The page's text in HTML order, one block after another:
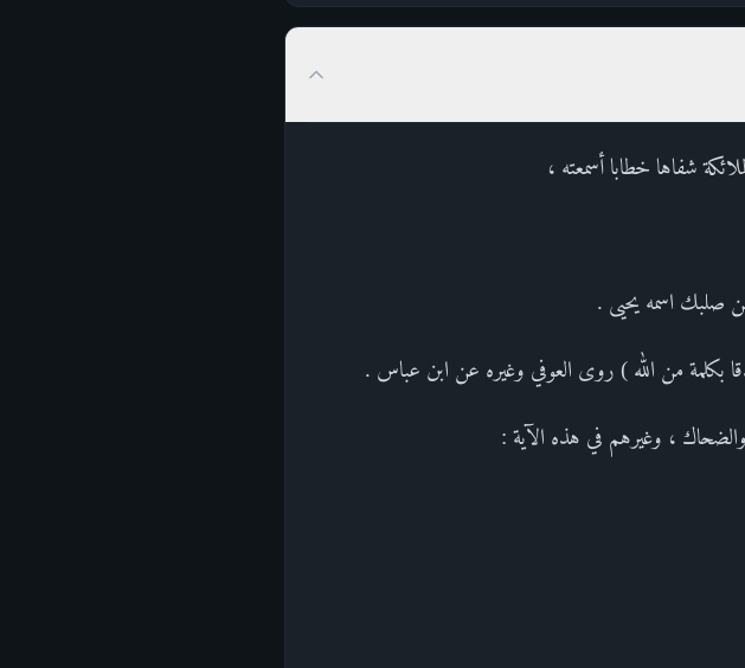
شفاها خطابا أسمعته ،
صلبك اسمه يحيى .
بكلمة من الله ) روى العوفي وغيره عن ابن عباس .
، وغيرهم في هذه الآية :